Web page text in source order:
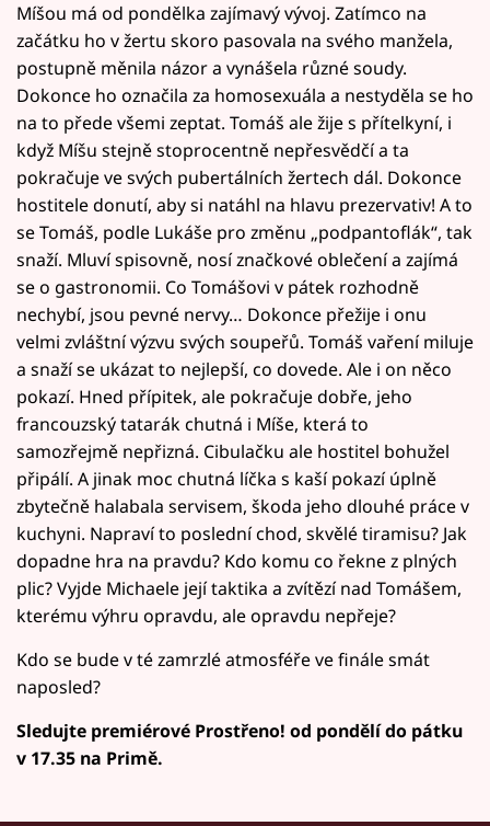
Míšou má od pondělka zajímavý vývoj. Zatímco na
začátku ho v žertu skoro pasovala na svého manžela,
postupně měnila názor a vynášela různé soudy.
Dokonce ho označila za homosexuála a nestyděla se ho
na to přede všemi zeptat. Tomáš ale žije s přítelkyní, i
když Míšu stejně stoprocentně nepřesvědčí a ta
pokračuje ve svých pubertálních žertech dál. Dokonce
hostitele donutí, aby si natáhl na hlavu prezervativ! A to
se Tomáš, podle Lukáše pro změnu „podpantoflák“, tak
snaží. Mluví spisovně, nosí značkové oblečení a zajímá
se o gastronomii. Co Tomášovi v pátek rozhodně
nechybí, jsou pevné nervy… Dokonce přežije i onu
velmi zvláštní výzvu svých soupeřů. Tomáš vaření miluje
a snaží se ukázat to nejlepší, co dovede. Ale i on něco
pokazí. Hned přípitek, ale pokračuje dobře, jeho
francouzský tatarák chutná i Míše, která to
samozřejmě nepřizná. Cibulačku ale hostitel bohužel
připálí. A jinak moc chutná líčka s kaší pokazí úplně
zbytečně halabala servisem, škoda jeho dlouhé práce v
kuchyni. Napraví to poslední chod, skvělé tiramisu? Jak
dopadne hra na pravdu? Kdo komu co řekne z plných
plic? Vyjde Michaele její taktika a zvítězí nad Tomášem,
kterému výhru opravdu, ale opravdu nepřeje?
Kdo se bude v té zamrzlé atmosféře ve finále smát
naposled?
Sledujte premiérové Prostřeno! od pondělí do pátku
v 17.35 na Primě.